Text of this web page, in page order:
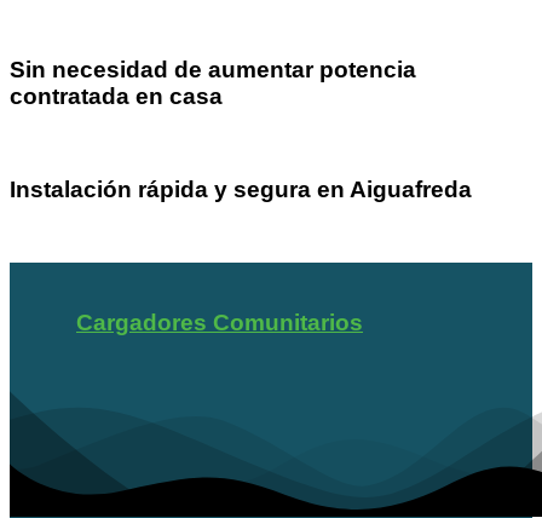
Cargadores Comunitarios
Sin necesidad de aumentar potencia
contratada en casa
Instalación rápida y segura en Aiguafreda